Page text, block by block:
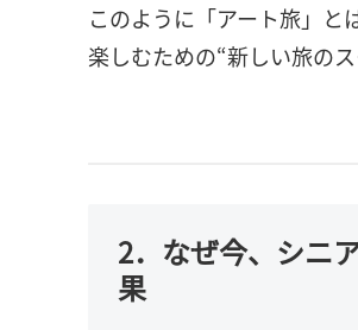
このように「アート旅」と
楽しむための“新しい旅のス
2．なぜ今、シニ
果